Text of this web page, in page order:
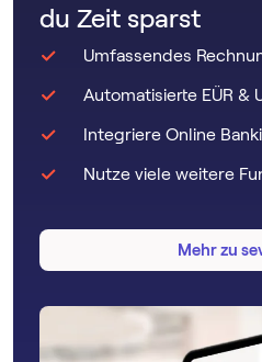
du Zeit sparst
Umfassendes
Automatisierte EÜR &
Integriere Online
Nutze viele weitere
Mehr zu